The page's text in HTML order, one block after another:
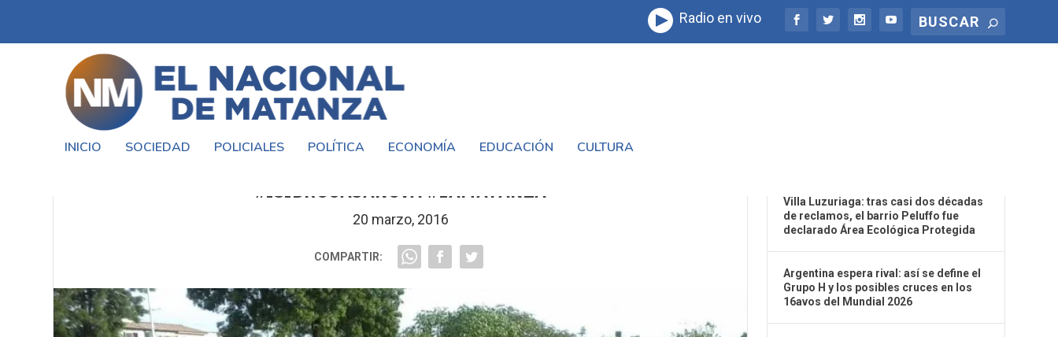
Radio en vivo
INICIO SOCIEDAD POLICIALES POLÍTICA ECONOMÍA EDUCACIÓN CULTURA
#ISIDROCASANOVA #LAMATANZA
20 marzo, 2016
COMPARTIR:
Villa Luzuriaga: tras casi dos décadas
de reclamos, el barrio Peluffo fue
declarado Área Ecológica Protegida
Argentina espera rival: así se define el
Grupo H y los posibles cruces en los
16avos del Mundial 2026